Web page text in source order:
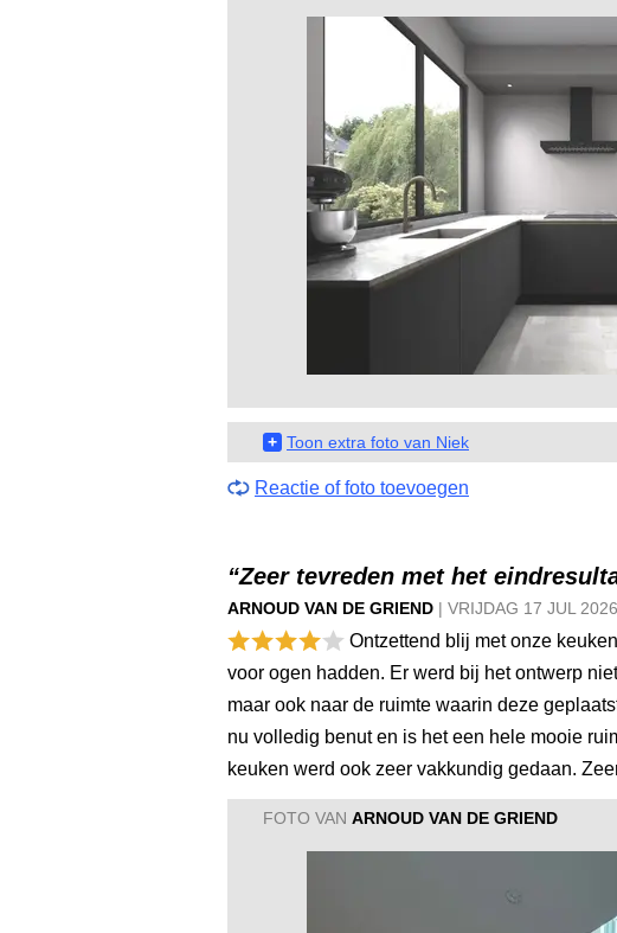
+ Toon extra foto van Niek
Reactie of foto toevoegen
“Zeer tevreden met het
ARNOUD VAN DE GRIEND | VRIJDAG 17 JUL 2026
Ontzettend blij met onze
voor ogen hadden. Er werd bij het ontwerp
maar ook naar de ruimte waarin deze
nu volledig benut en is het een hele mooie
keuken werd ook zeer vakkundig gedaan.
FOTO VAN ARNOUD VAN DE GRIEND